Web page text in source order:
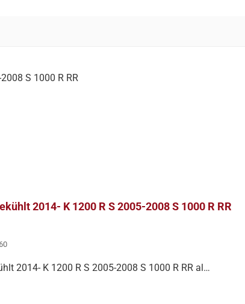
2014- K 1200 R S 2005-2008 S 1000 R RR
2014- K 1200 R S 2005-2008 S 1000 R RR al…